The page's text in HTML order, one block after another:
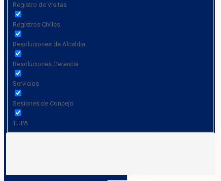
Registro de Visitas
Registros Civiles
Resoluciones de Alcaldia
Resoluciones Gerencia
Servicios
Sesiones de Concejo
TUPA